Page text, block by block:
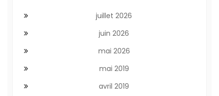
juillet 2026
juin 2026
mai 2026
mai 2019
avril 2019